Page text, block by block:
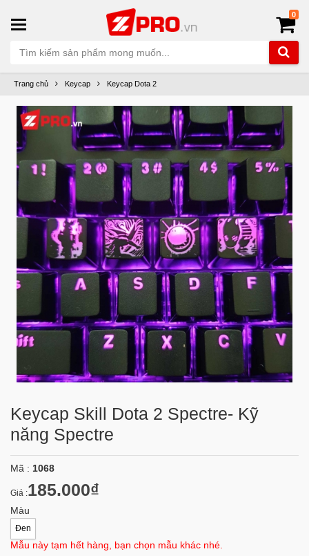
0
Trang chủ Keycap Keycap Dota 2
Keycap Skill Dota 2 Spectre- Kỹ
năng Spectre
Mã : 1068
Giá :185.000₫
Màu
Đen
Mẫu này tạm hết hàng, bạn chọn mẫu khác nhé.